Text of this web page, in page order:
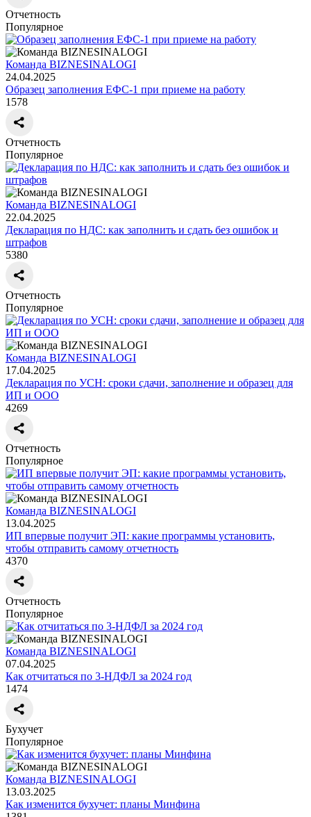
Отчетность
Популярное
Команда BIZNESINALOGI
24.04.2025
Образец заполнения ЕФС-1 при приеме на работу
1578
Отчетность
Популярное
Команда BIZNESINALOGI
22.04.2025
Декларация по НДС: как заполнить и сдать без ошибок и
штрафов
5380
Отчетность
Популярное
Команда BIZNESINALOGI
17.04.2025
Декларация по УСН: сроки сдачи, заполнение и образец для
ИП и ООО
4269
Отчетность
Популярное
Команда BIZNESINALOGI
13.04.2025
ИП впервые получит ЭП: какие программы установить,
чтобы отправить самому отчетность
4370
Отчетность
Популярное
Команда BIZNESINALOGI
07.04.2025
Как отчитаться по 3-НДФЛ за 2024 год
1474
Бухучет
Популярное
Команда BIZNESINALOGI
13.03.2025
Как изменится бухучет: планы Минфина